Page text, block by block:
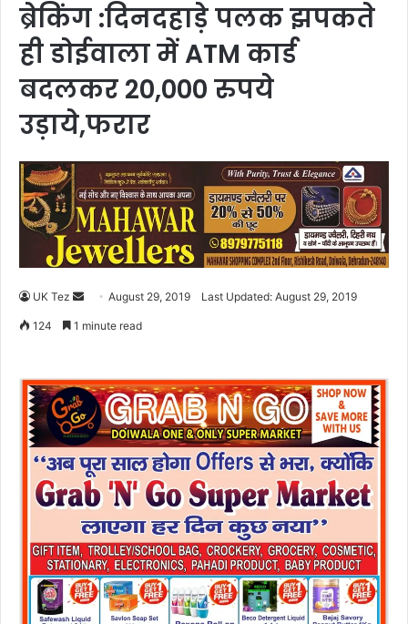
ब्रेकिंग :दिनदहाड़े पलक झपकते
ही डोईवाला में ATM कार्ड
बदलकर 20,000 रुपये
उड़ाये,फरार
UK Tez
a
e
m
a
i
August 29, 2019 Last Updated: August 29, 2019
124 1 minute read